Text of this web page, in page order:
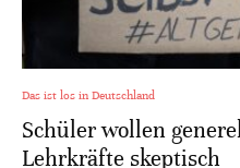
Das ist los in Deutschland
Schüler wollen
Lehrkräfte skeptisch